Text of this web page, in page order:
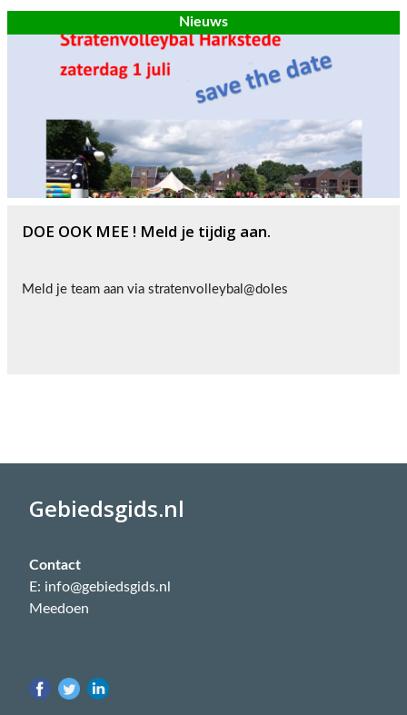
Nieuws
DOE OOK MEE ! Meld je tijdig aan.
Meld je team aan via stratenvolleybal@doles
Gebiedsgids.nl
Contact
E: info@gebiedsgids.nl
Meedoen